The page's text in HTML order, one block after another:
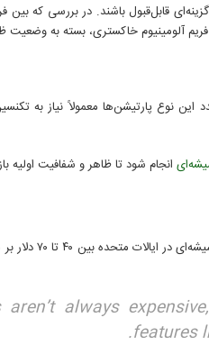
قابل‌قبول باشند. در بررسی که
بسته به وضعیت ظاهری، با قیمت متری ۵۰۰
انجام شود تا ظاهر و شفافیت اولیه
always
features